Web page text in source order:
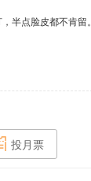
半点脸皮都不肯留。
投月票